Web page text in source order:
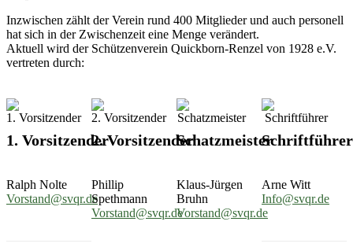
Inzwischen zählt der Verein rund 400 Mitglieder und auch personell
hat sich in der Zwischenzeit eine Menge verändert.
Aktuell wird der Schützenverein Quickborn-Renzel von 1928 e.V.
vertreten durch:
1. Vorsitzender
Ralph Nolte
Vorstand@svqr.de
2. Vorsitzender
Phillip
Spethmann
Vorstand@svqr.de
Schatzmeister
Klaus-Jürgen
Bruhn
Vorstand@svqr.de
Schriftführer
Arne Witt
Info@svqr.de